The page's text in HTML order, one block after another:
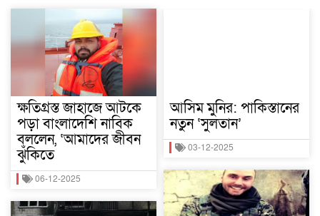
ক্ষতিগ্রস্ত জাহাজে আটকে
পড়া বাংলাদেশি নাবিক
বললেন, ‘আমাদের জীবন
ঝুঁকিতে
06-12-2025
আসিম মুনির: পাকিস্তানের
নতুন ‘সুলতান’
03-12-2025